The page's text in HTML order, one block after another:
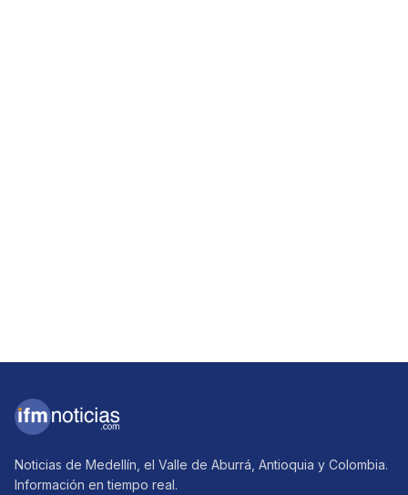
Noticias de Medellín, el Valle de Aburrá, Antioquia y Colombia.
Información en tiempo real.